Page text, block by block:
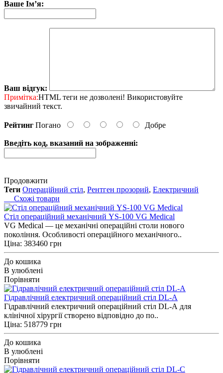
Ваше Ім’я:
Ваш відгук:
Примітка:HTML теги не дозволені! Використовуйте
звичайний текст.
Рейтинг Погано Добре
Введіть код, вказаний на зображенні:
Продовжити
Теги Операційний стіл, Рентген прозорий, Електричний
Схожі товари
Cтіл операційний механічний YS-100 VG Medical
VG Medical — це механічні операційні столи нового
покоління. Особливості операційного механічного..
Ціна: 383460 грн
До кошика
В улюблені
Порівняти
Гідравлічний електричний операційний стіл DL-A
Гідравлічний електричний операційний стіл DL-A для
клінічної хірургії створено відповідно до по..
Ціна: 518779 грн
До кошика
В улюблені
Порівняти